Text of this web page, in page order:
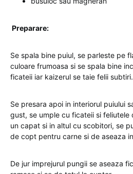
Preparare:
Se spala bine puiul, se parleste pe
culoare frumoasa si se spala bine
ficateii iar kaizerul se taie felii subtiri.
Se presara apoi in interiorul puiului
gust, se umple cu ficateii si feliutele
un capat si in altul cu scobitori, se
de copt pentru carne si de aseaza
De jur imprejurul pungii se aseaza